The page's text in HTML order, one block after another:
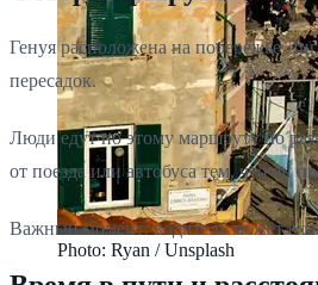
Photo: Ryan / Unsplash
Генуя расположена на побережье
пересадок.
Люди едут по этому маршруту по
от поезда или автобуса тем, что он
Важный момент: водитель может